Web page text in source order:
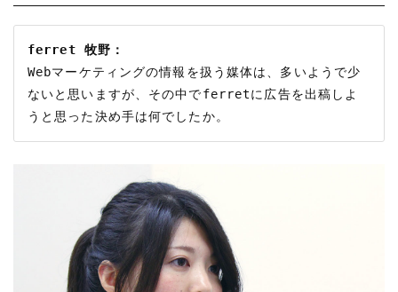
ferret 牧野：
Webマーケティングの情報を扱う媒体は、多いようで少
ないと思いますが、その中でferretに広告を出稿しよ